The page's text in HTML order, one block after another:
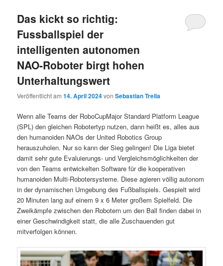
Das kickt so richtig:
Fussballspiel der
intelligenten autonomen
NAO-Roboter birgt hohen
Unterhaltungswert
Veröffentlicht am14. April 2024vonSebastian Trella
Wenn alle Teams der RoboCupMajor Standard Platform League
(SPL) den gleichen Robotertyp nutzen, dann heißt es, alles aus
den humanoiden NAOs der United Robotics Group
herauszuholen. Nur so kann der Sieg gelingen! Die Liga bietet
damit sehr gute Evaluierungs- und Vergleichsmöglichkeiten der
von den Teams entwickelten Software für die kooperativen
humanoiden Multi-Robotersysteme. Diese agieren völlig autonom
in der dynamischen Umgebung des Fußballspiels. Gespielt wird
20 Minuten lang auf einem 9 x 6 Meter großem Spielfeld. Die
Zweikämpfe zwischen den Robotern um den Ball finden dabei in
einer Geschwindigkeit statt, die alle Zuschauenden gut
mitverfolgen können.